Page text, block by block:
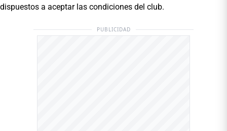
dispuestos a aceptar las condiciones del club.
PUBLICIDAD